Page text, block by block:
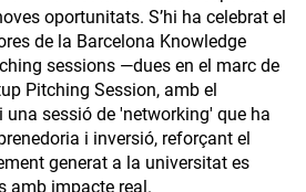
oportunitats. S’hi ha celebrat el
de la Barcelona Knowledge
sessions —dues en el marc de
Pitching Session, amb el
sessió de 'networking' que ha
i inversió, reforçant el
generat a la universitat es
amb impacte real.